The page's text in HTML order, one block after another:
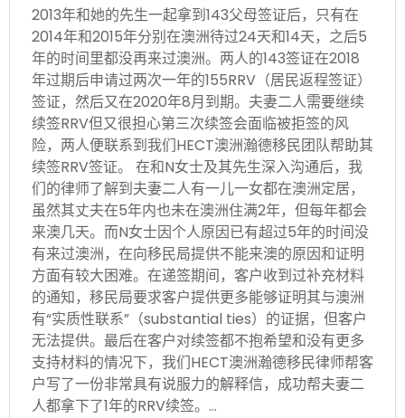
2013年和她的先生一起拿到143父母签证后，只有在
2014年和2015年分别在澳洲待过24天和14天，之后5
年的时间里都没再来过澳洲。两人的143签证在2018
年过期后申请过两次一年的155RRV（居民返程签证）
签证，然后又在2020年8月到期。夫妻二人需要继续
续签RRV但又很担心第三次续签会面临被拒签的风
险，两人便联系到我们HECT澳洲瀚德移民团队帮助其
续签RRV签证。 在和N女士及其先生深入沟通后，我
们的律师了解到夫妻二人有一儿一女都在澳洲定居，
虽然其丈夫在5年内也未在澳洲住满2年，但每年都会
来澳几天。而N女士因个人原因已有超过5年的时间没
有来过澳洲，在向移民局提供不能来澳的原因和证明
方面有较大困难。在递签期间，客户收到过补充材料
的通知，移民局要求客户提供更多能够证明其与澳洲
有“实质性联系”（substantial ties）的证据，但客户
无法提供。最后在客户对续签都不抱希望和没有更多
支持材料的情况下，我们HECT澳洲瀚德移民律师帮客
户写了一份非常具有说服力的解释信，成功帮夫妻二
人都拿下了1年的RRV续签。…